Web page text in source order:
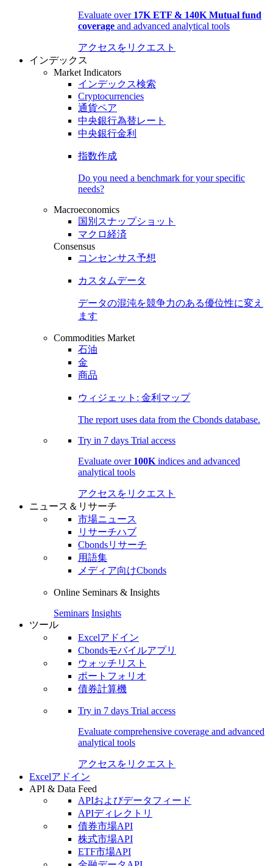
Evaluate over 17K ETF & 140K Mutual fund
coverage and advanced analytical tools
アクセスをリクエスト
インデックス
Market Indicators
インデックス検索
Cryptocurrencies
通貨ペア
中央銀行為替レート
中央銀行金利
指数作成
Do you need a benchmark for your specific
needs?
Macroeconomics
国別スナップショット
マクロ経済
Consensus
コンセンサス予想
カスタムデータ
データの混沌を競争力のある優位性に変え
ます
Commodities Market
石油
金
商品
ウィジェット: 金利マップ
The report uses data from the Cbonds database.
Try in 7 days Trial access
Evaluate over 100K indices and advanced
analytical tools
アクセスをリクエスト
ニュース＆リサーチ
市場ニュース
リサーチハブ
Cbondsリサーチ
用語集
メディア向けCbonds
Online Seminars & Insights
Seminars Insights
ツール
Excelアドイン
Cbondsモバイルアプリ
ウォッチリスト
ポートフォリオ
債券計算機
Try in 7 days Trial access
Evaluate comprehensive coverage and advanced
analytical tools
アクセスをリクエスト
Excelアドイン
API & Data Feed
APIおよびデータフィード
APIディレクトリ
債券市場API
株式市場API
ETF市場API